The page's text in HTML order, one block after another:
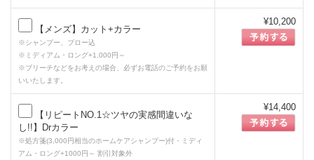
【メンズ】カット+カラー
※シャンプー、ブロー込
※ミディアム・ロング+1,000円～
※ブリーチなどをお考えの場合、必ずお電話のご予約をお願
いいたします。
¥10,200
【リピートNO.1☆ツヤの実感間違いな
し!!】Drカラー
※処方箋(3,000円相当のホームケアシャンプー)付・ミディ
アム・ロング+1000円～ 割引対象外
¥14,400